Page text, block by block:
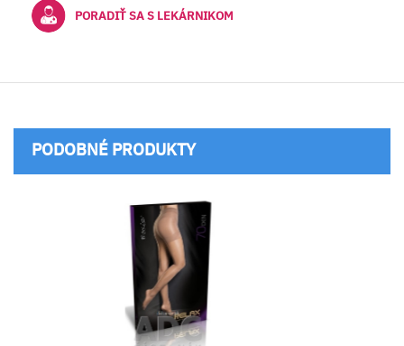
PORADIŤ SA S LEKÁRNIKOM
PODOBNÉ PRODUKTY